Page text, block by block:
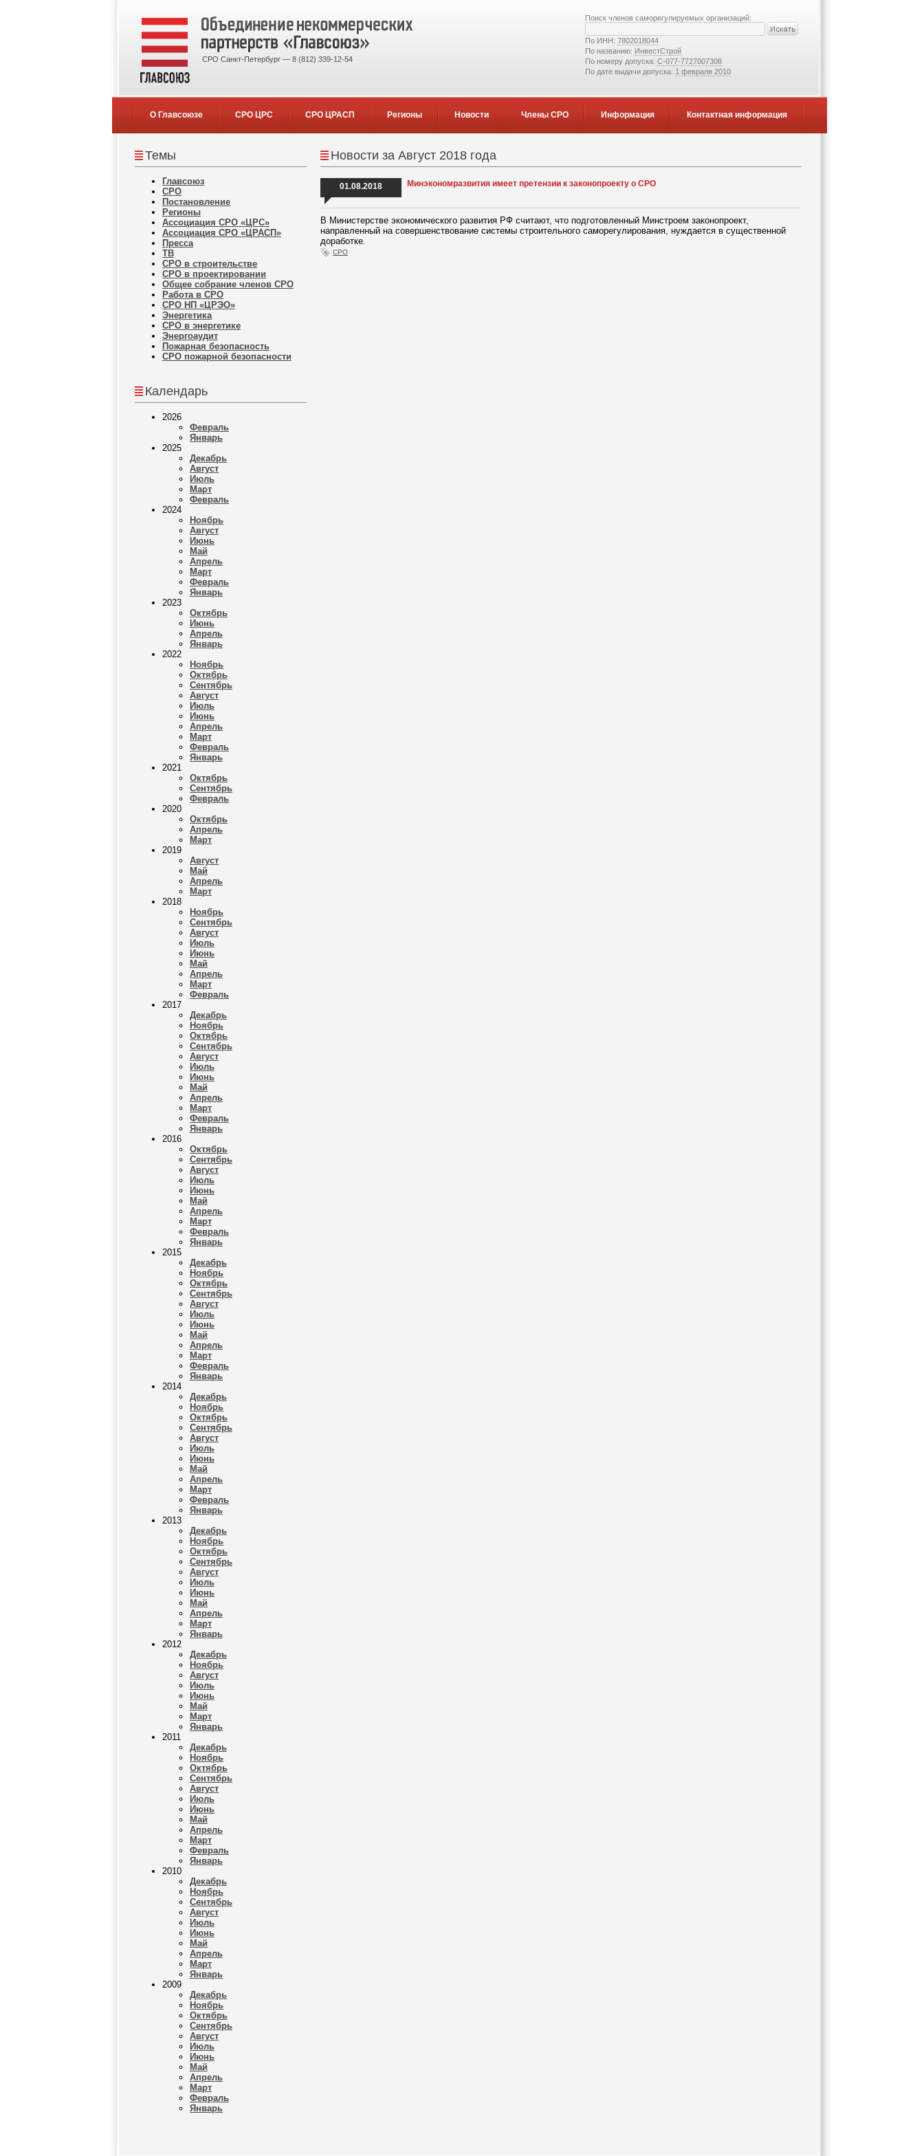
СРО Санкт-Петербург — 8 (812) 339-12-54
Поиск членов саморегулируемых организаций:
По ИНН: 7802018044
По названию: ИнвестСтрой
По номеру допуска: С-077-7727007308
По дате выдачи допуска: 1 февраля 2010
О Главсоюзе СРО ЦРС СРО ЦРАСП Регионы Новости Члены СРО Информация Контактная информация
Темы
Главсоюз
СРО
Постановление
Регионы
Ассоциация СРО «ЦРС»
Ассоциация СРО «ЦРАСП»
Пресса
ТВ
СРО в строительстве
СРО в проектировании
Общее собрание членов СРО
Работа в СРО
СРО НП «ЦРЭО»
Энергетика
СРО в энергетике
Энергоаудит
Пожарная безопасность
СРО пожарной безопасности
Календарь
2026
Февраль
Январь
2025
Декабрь
Август
Июль
Март
Февраль
2024
Ноябрь
Август
Июнь
Май
Апрель
Март
Февраль
Январь
2023
Октябрь
Июнь
Апрель
Январь
2022
Ноябрь
Октябрь
Сентябрь
Август
Июль
Июнь
Апрель
Март
Февраль
Январь
2021
Октябрь
Сентябрь
Февраль
2020
Октябрь
Апрель
Март
2019
Август
Май
Апрель
Март
2018
Ноябрь
Сентябрь
Август
Июль
Июнь
Май
Апрель
Март
Февраль
2017
Декабрь
Ноябрь
Октябрь
Сентябрь
Август
Июль
Июнь
Май
Апрель
Март
Февраль
Январь
2016
Октябрь
Сентябрь
Август
Июль
Июнь
Май
Апрель
Март
Февраль
Январь
2015
Декабрь
Ноябрь
Октябрь
Сентябрь
Август
Июль
Июнь
Май
Апрель
Март
Февраль
Январь
2014
Декабрь
Ноябрь
Октябрь
Сентябрь
Август
Июль
Июнь
Май
Апрель
Март
Февраль
Январь
2013
Декабрь
Ноябрь
Октябрь
Сентябрь
Август
Июль
Июнь
Май
Апрель
Март
Январь
2012
Декабрь
Ноябрь
Август
Июль
Июнь
Май
Март
Январь
2011
Декабрь
Ноябрь
Октябрь
Сентябрь
Август
Июль
Июнь
Май
Апрель
Март
Февраль
Январь
2010
Декабрь
Ноябрь
Сентябрь
Август
Июль
Июнь
Май
Апрель
Март
Январь
2009
Декабрь
Ноябрь
Октябрь
Сентябрь
Август
Июль
Июнь
Май
Апрель
Март
Февраль
Январь
Новости за Август 2018 года
01.08.2018 Минэкономразвития имеет претензии к законопроекту о СРО
В Министерстве экономического развития РФ считают, что подготовленный Минстроем законопроект,
направленный на совершенствование системы строительного саморегулирования, нуждается в существенной
доработке.
СРО